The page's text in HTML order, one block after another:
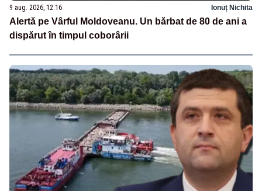
9 aug. 2026, 12:16 Ionuț Nichita
Alertă pe Vârful Moldoveanu. Un bărbat de 80 de ani a
dispărut în timpul coborârii